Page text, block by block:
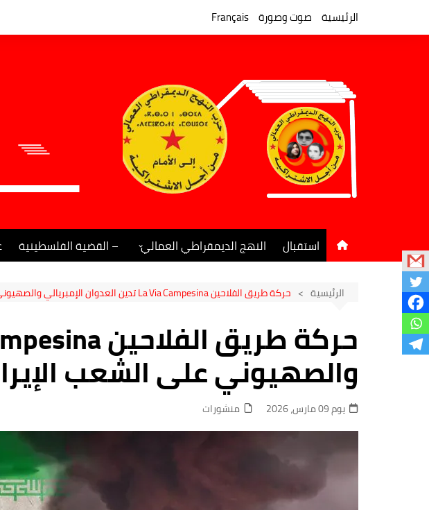
الرئيسية صوت وصورة Français
استقبال النهج الديمقراطي العمالي
جريدة النهج الديمقراطي
– القضية الفلسطينية
الرئيسية حركة طريق الفلاحين La Via Campesina تدين العدوان الإمبريالي والصهيوني على الشعب الإيراني
والصهيوني على الشعب
يوم 09 مارس، 2026 منشورات